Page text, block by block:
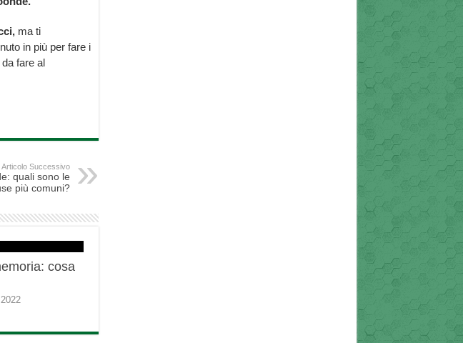
ma ti
in più per fare i
fare al
Articolo Successivo
quali sono le
più comuni?
cosa